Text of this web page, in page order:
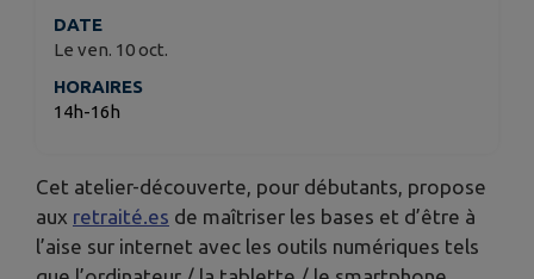
DATE
Le ven. 10 oct.
HORAIRES
14h-16h
Cet atelier-découverte, pour débutants, propose
aux retraité.es de maîtriser les bases et d’être à
l’aise sur internet avec les outils numériques tels